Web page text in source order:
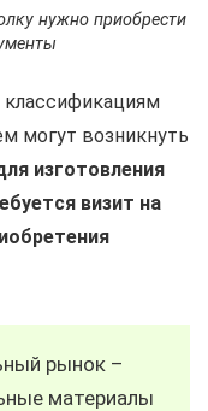
нужно приобрести
классификациям
могут возникнуть
изготовления
визит на
рынок –
материалы